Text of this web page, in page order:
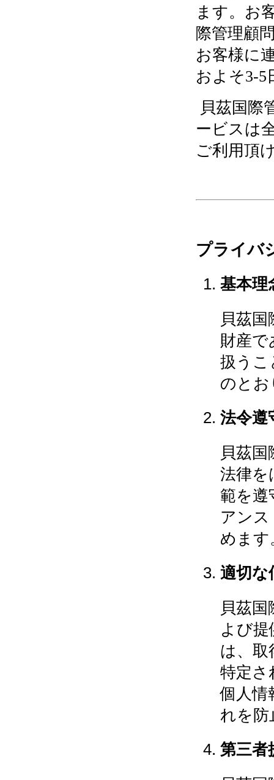
ます。お
際管理顧
お客様に
およそ3-5
貝茲国際
ービスは
ご利用頂
プライバ
基本理
貝茲
財産で
扱うこ
のとお
法令遵
貝茲
法律を
範を遵
アン
めます
適切な
貝茲
よび
は、取
特定さ
個人情
れを防
第三者